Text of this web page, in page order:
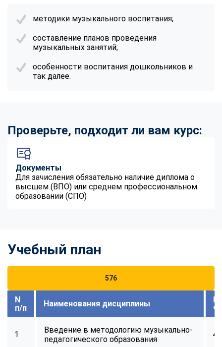
методики музыкального воспитания;
составление планов проведения
музыкальных занятий;
особенности воспитания дошкольников и
так далее.
Проверьте, подходит ли вам курс:
Документы
Для зачисления обязательно наличие диплома о
высшем (ВПО) или среднем профессиональном
образовании (СПО)
Учебный план
576
N
п/п
Наименования дисциплины
1
Введение в методологию музыкально-
педагогического образования
48